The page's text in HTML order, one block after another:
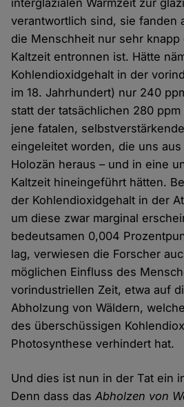
interglazialen Warmzeit zur
verantwortlich sind, sie fanden
die Menschheit nur sehr
Kaltzeit entronnen ist. Hätte
Kohlendioxidgehalt in der
im 18. Jahrhundert) nur 240
statt der tatsächlichen 280
jene fatalen,
eingeleitet worden, die uns
Holozän heraus – und in eine
Kaltzeit hineingeführt hätten.
der Kohlendioxidgehalt in der
um diese zwar marginal
bedeutsamen 0,004
lag, verwiesen die Forscher
möglichen Einfluss des
vorindustriellen Zeit, etwa auf
Abholzung von Wäldern,
des überschüssigen
Photosynthese verhindert hat.
Und dies ist nun in der Tat ein
Denn dass dasAbholzen von